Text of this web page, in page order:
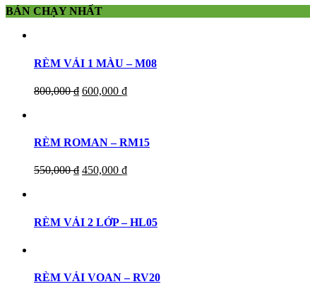
BÁN CHẠY NHẤT
RÈM VẢI 1 MÀU – M08
800,000₫ 600,000 ₫
RÈM ROMAN – RM15
550,000₫ 450,000 ₫
RÈM VẢI 2 LỚP – HL05
RÈM VẢI VOAN – RV20